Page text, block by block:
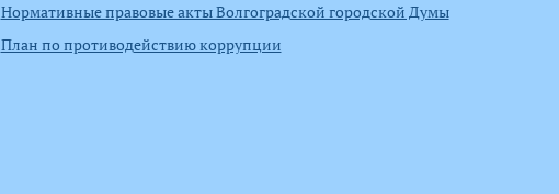
Нормативные правовые акты Волгоградской городской Думы
План по противодействию коррупции